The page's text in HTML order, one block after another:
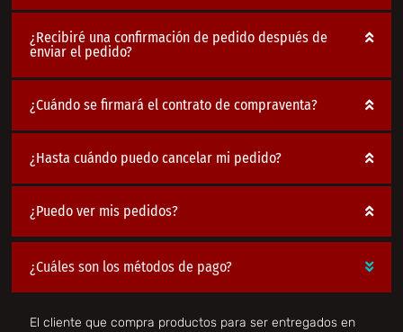
¿Recibiré una confirmación de pedido después de
enviar el pedido?
¿Cuándo se firmará el contrato de compraventa?
¿Hasta cuándo puedo cancelar mi pedido?
¿Puedo ver mis pedidos?
¿Cuáles son los métodos de pago?
El cliente que compra productos para ser entregados en